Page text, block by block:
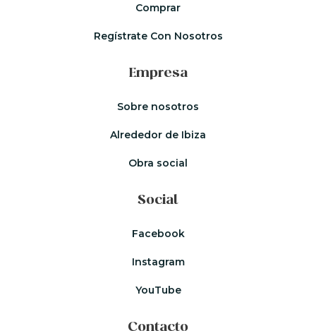
Comprar
Regístrate Con Nosotros
Empresa
Sobre nosotros
Alrededor de Ibiza
Obra social
Social
Facebook
Instagram
YouTube
Contacto